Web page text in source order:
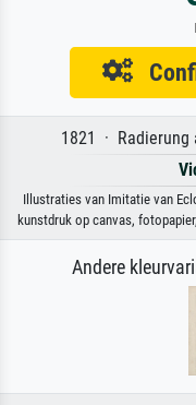
1821 ·
Illustraties van Imitatie van
kunstdruk op canvas,
Andere